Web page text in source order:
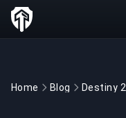
Home Blog